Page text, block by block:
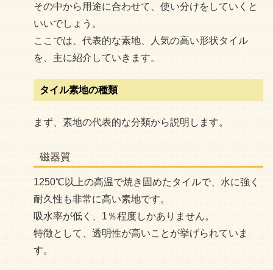
その中から用途に合わせて、使い分けをしていくと
いいでしょう。
ここでは、代表的な素地、人気の高い形状タイル
を、主に紹介していきます。
タイル素地の種類
まず、素地の代表的な分類から説明します。
磁器質
1250℃以上の高温で焼き固めたタイルで、水に強く
耐久性も非常に高い素地です。
吸水率が低く、1％程度しかありません。
特徴として、透明性が高いことが挙げられていま
す。